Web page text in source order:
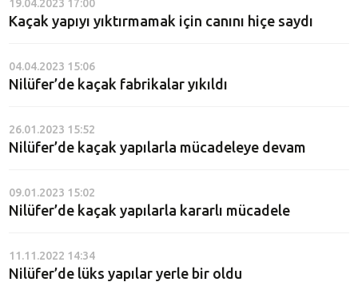
19.04.2023 17:00
Kaçak yapıyı yıktırmamak için canını hiçe saydı
04.04.2023 15:06
Nilüfer’de kaçak fabrikalar yıkıldı
26.01.2023 15:52
Nilüfer’de kaçak yapılarla mücadeleye devam
09.01.2023 15:02
Nilüfer’de kaçak yapılarla kararlı mücadele
11.11.2022 14:34
Nilüfer’de lüks yapılar yerle bir oldu